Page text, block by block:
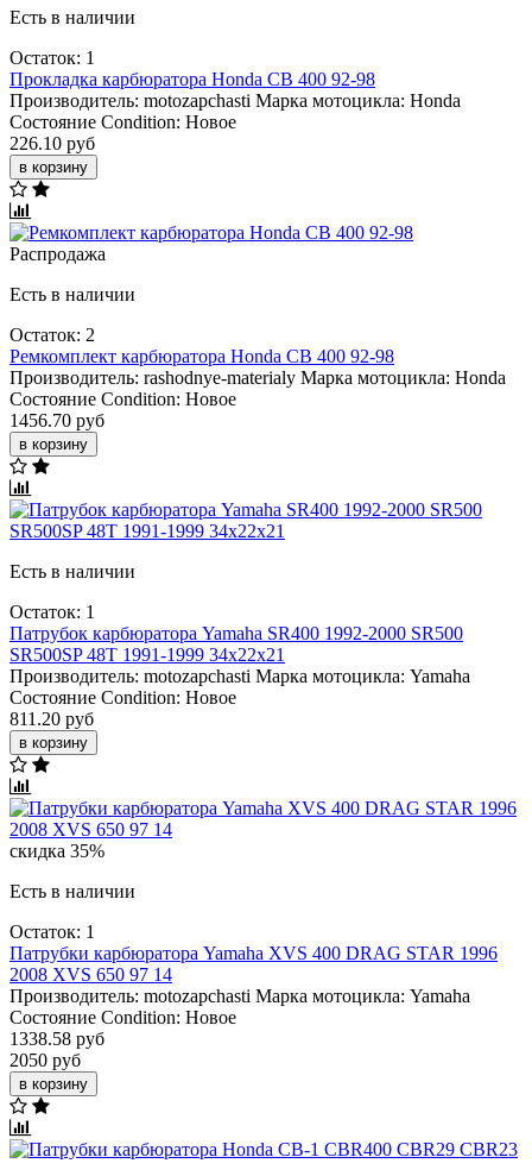
Есть в наличии
Остаток: 1
Прокладка карбюратора Honda CB 400 92-98
Производитель: motozapchasti Марка мотоцикла: Honda
Состояние Condition: Новое
226.10 руб
в корзину
Распродажа
Есть в наличии
Остаток: 2
Ремкомплект карбюратора Honda CB 400 92-98
Производитель: rashodnye-materialy Марка мотоцикла: Honda
Состояние Condition: Новое
1456.70 руб
в корзину
Есть в наличии
Остаток: 1
Патрубок карбюратора Yamaha SR400 1992-2000 SR500
SR500SP 48T 1991-1999 34x22x21
Производитель: motozapchasti Марка мотоцикла: Yamaha
Состояние Condition: Новое
811.20 руб
в корзину
скидка 35%
Есть в наличии
Остаток: 1
Патрубки карбюратора Yamaha XVS 400 DRAG STAR 1996
2008 XVS 650 97 14
Производитель: motozapchasti Марка мотоцикла: Yamaha
Состояние Condition: Новое
1338.58 руб
2050 руб
в корзину